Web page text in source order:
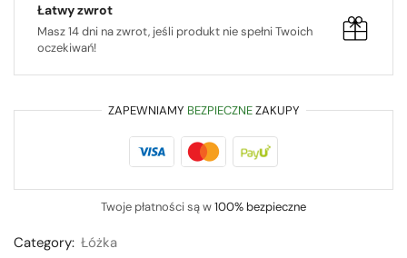
Łatwy zwrot
Masz 14 dni na zwrot, jeśli produkt nie spełni Twoich
oczekiwań!
ZAPEWNIAMY BEZPIECZNEZAKUPY
Twoje płatności są w100% bezpieczne
Category: Łóżka